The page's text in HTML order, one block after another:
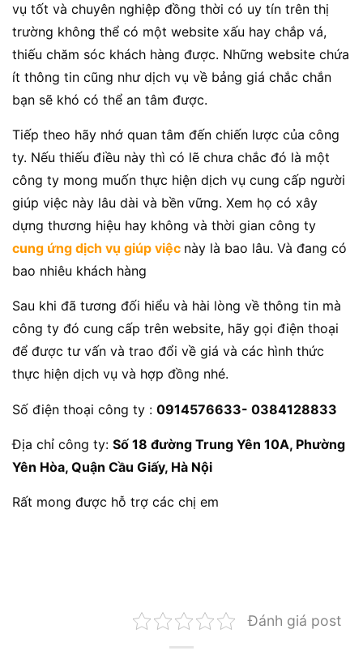
vụ tốt và chuyên nghiệp đồng thời có uy tín trên thị
trường không thể có một website xấu hay chắp vá,
thiếu chăm sóc khách hàng được. Những website chứa
ít thông tin cũng như dịch vụ về bảng giá chắc chắn
bạn sẽ khó có thể an tâm được.
Tiếp theo hãy nhớ quan tâm đến chiến lược của công
ty. Nếu thiếu điều này thì có lẽ chưa chắc đó là một
công ty mong muốn thực hiện dịch vụ cung cấp người
giúp việc này lâu dài và bền vững. Xem họ có xây
dựng thương hiệu hay không và thời gian công ty
cung ứng dịch vụ giúp việc này là bao lâu. Và đang có
bao nhiêu khách hàng
Sau khi đã tương đối hiểu và hài lòng về thông tin mà
công ty đó cung cấp trên website, hãy gọi điện thoại
để được tư vấn và trao đổi về giá và các hình thức
thực hiện dịch vụ và hợp đồng nhé.
Số điện thoại công ty : 0914576633- 0384128833
Địa chỉ công ty: Số 18 đường Trung Yên 10A, Phường
Yên Hòa, Quận Cầu Giấy, Hà Nội
Rất mong được hỗ trợ các chị em
Đánh giá post